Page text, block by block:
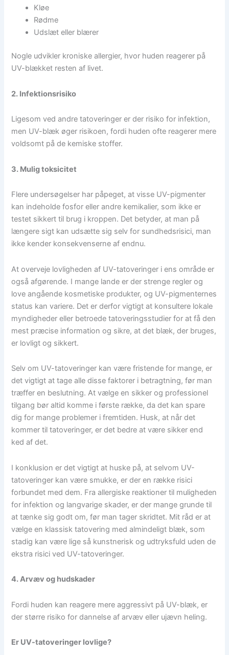
Kløe
Rødme
Udslæt eller blærer
Nogle udvikler kroniske allergier, hvor huden reagerer på
UV-blækket resten af livet.
2. Infektionsrisiko
Ligesom ved andre tatoveringer er der risiko for infektion,
men UV-blæk øger risikoen, fordi huden ofte reagerer mere
voldsomt på de kemiske stoffer.
3. Mulig toksicitet
Flere undersøgelser har påpeget, at visse UV-pigmenter
kan indeholde fosfor eller andre kemikalier, som ikke er
testet sikkert til brug i kroppen. Det betyder, at man på
længere sigt kan udsætte sig selv for sundhedsrisici, man
ikke kender konsekvenserne af endnu.
At overveje lovligheden af UV-tatoveringer i ens område er
også afgørende. I mange lande er der strenge regler og
love angående kosmetiske produkter, og UV-pigmenternes
status kan variere. Det er derfor vigtigt at konsultere lokale
myndigheder eller betroede tatoveringsstudier for at få den
mest præcise information og sikre, at det blæk, der bruges,
er lovligt og sikkert.
Selv om UV-tatoveringer kan være fristende for mange, er
det vigtigt at tage alle disse faktorer i betragtning, før man
træffer en beslutning. At vælge en sikker og professionel
tilgang bør altid komme i første række, da det kan spare
dig for mange problemer i fremtiden. Husk, at når det
kommer til tatoveringer, er det bedre at være sikker end
ked af det.
I konklusion er det vigtigt at huske på, at selvom UV-
tatoveringer kan være smukke, er der en række risici
forbundet med dem. Fra allergiske reaktioner til muligheden
for infektion og langvarige skader, er der mange grunde til
at tænke sig godt om, før man tager skridtet. Mit råd er at
vælge en klassisk tatovering med almindeligt blæk, som
stadig kan være lige så kunstnerisk og udtryksfuld uden de
ekstra risici ved UV-tatoveringer.
4. Arvæv og hudskader
Fordi huden kan reagere mere aggressivt på UV-blæk, er
der større risiko for dannelse af arvæv eller ujævn heling.
Er UV-tatoveringer lovlige?